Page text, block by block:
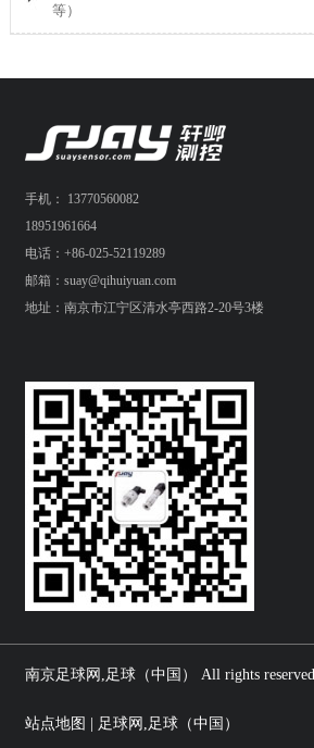
等）
手机： 13770560082
18951961664
电话：+86-025-52119289
邮箱：suay@qihuiyuan.com
地址：南京市江宁区清水亭西路2-20号3楼
南京足球网,足球（中国） All rights reserved.
站点地图 | 足球网,足球（中国）